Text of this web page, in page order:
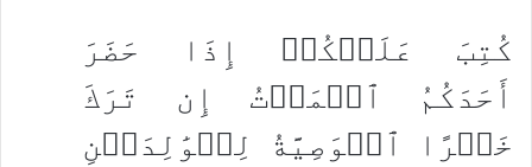
كُتِبَ عَلَيۡكُمۡ إِذَا حَضَرَ
أَحَدَكُمُ ٱلۡمَوۡتُ إِن تَرَكَ
خَيۡرًا ٱلۡوَصِيَّةُ لِلۡوَٰلِدَيۡنِ